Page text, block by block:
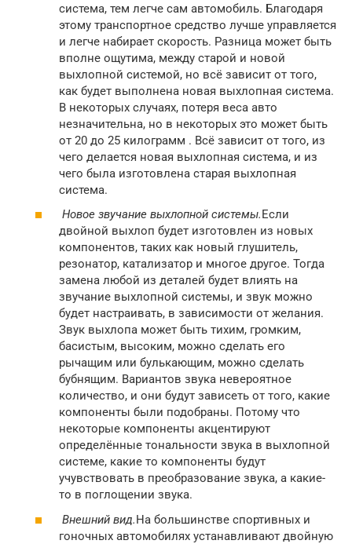
система, тем легче сам автомобиль. Благодаря
этому транспортное средство лучше управляется
и легче набирает скорость. Разница может быть
вполне ощутима, между старой и новой
выхлопной системой, но всё зависит от того,
как будет выполнена новая выхлопная система.
В некоторых случаях, потеря веса авто
незначительна, но в некоторых это может быть
от 20 до 25 килограмм . Всё зависит от того, из
чего делается новая выхлопная система, и из
чего была изготовлена старая выхлопная
система.
Новое звучание выхлопной системы.Если
двойной выхлоп будет изготовлен из новых
компонентов, таких как новый глушитель,
резонатор, катализатор и многое другое. Тогда
замена любой из деталей будет влиять на
звучание выхлопной системы, и звук можно
будет настраивать, в зависимости от желания.
Звук выхлопа может быть тихим, громким,
басистым, высоким, можно сделать его
рычащим или булькающим, можно сделать
бубнящим. Вариантов звука невероятное
количество, и они будут зависеть от того, какие
компоненты были подобраны. Потому что
некоторые компоненты акцентируют
определённые тональности звука в выхлопной
системе, какие то компоненты будут
учувствовать в преобразование звука, а какие-
то в поглощении звука.
Внешний вид.На большинстве спортивных и
гоночных автомобилях устанавливают двойную